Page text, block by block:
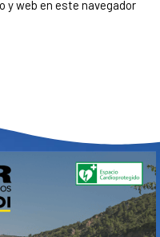
y web en este navegador